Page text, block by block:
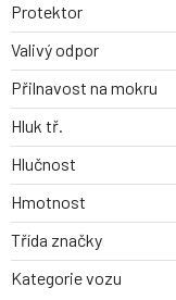
Protektor
Valivý odpor
Přilnavost na mokru
Hluk tř.
Hlučnost
Hmotnost
Třída značky
Kategorie vozu